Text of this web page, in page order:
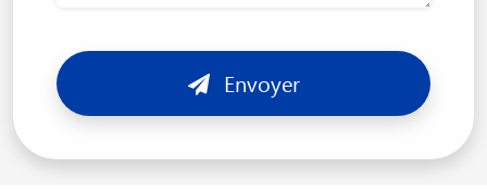
Envoyer